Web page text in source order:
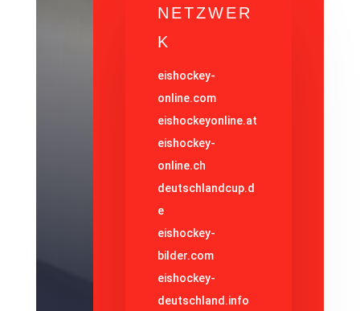
NETZWER
K
eishockey-
online.com
eishockeyonline.at
eishockey-
online.ch
deutschlandcup.d
e
eishockey-
bilder.com
eishockey-
deutschland.info